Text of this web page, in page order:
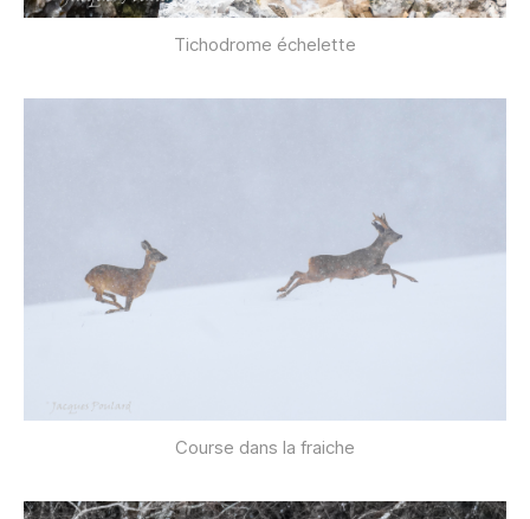
Tichodrome échelette
Course dans la fraiche